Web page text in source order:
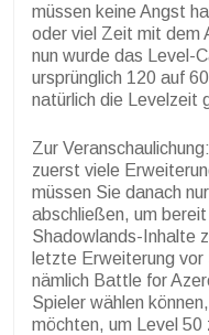
müssen keine Angst
oder viel Zeit mit dem
nun wurde das Level-
ursprünglich 120 auf
natürlich die Levelzeit
Zur
zuerst viele
müssen Sie danach
abschließen, um
Shadowlands-Inhalte
letzte Erweiterung vor
nämlich Battle for
Spieler wählen
möchten, um Level 50